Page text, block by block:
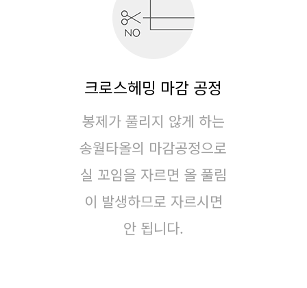
크로스헤밍 마감 공정
봉제가 풀리지 않게 하는
송월타올의 마감공정으로
실 꼬임을 자르면 올 풀림
이 발생하므로 자르시면
안 됩니다.